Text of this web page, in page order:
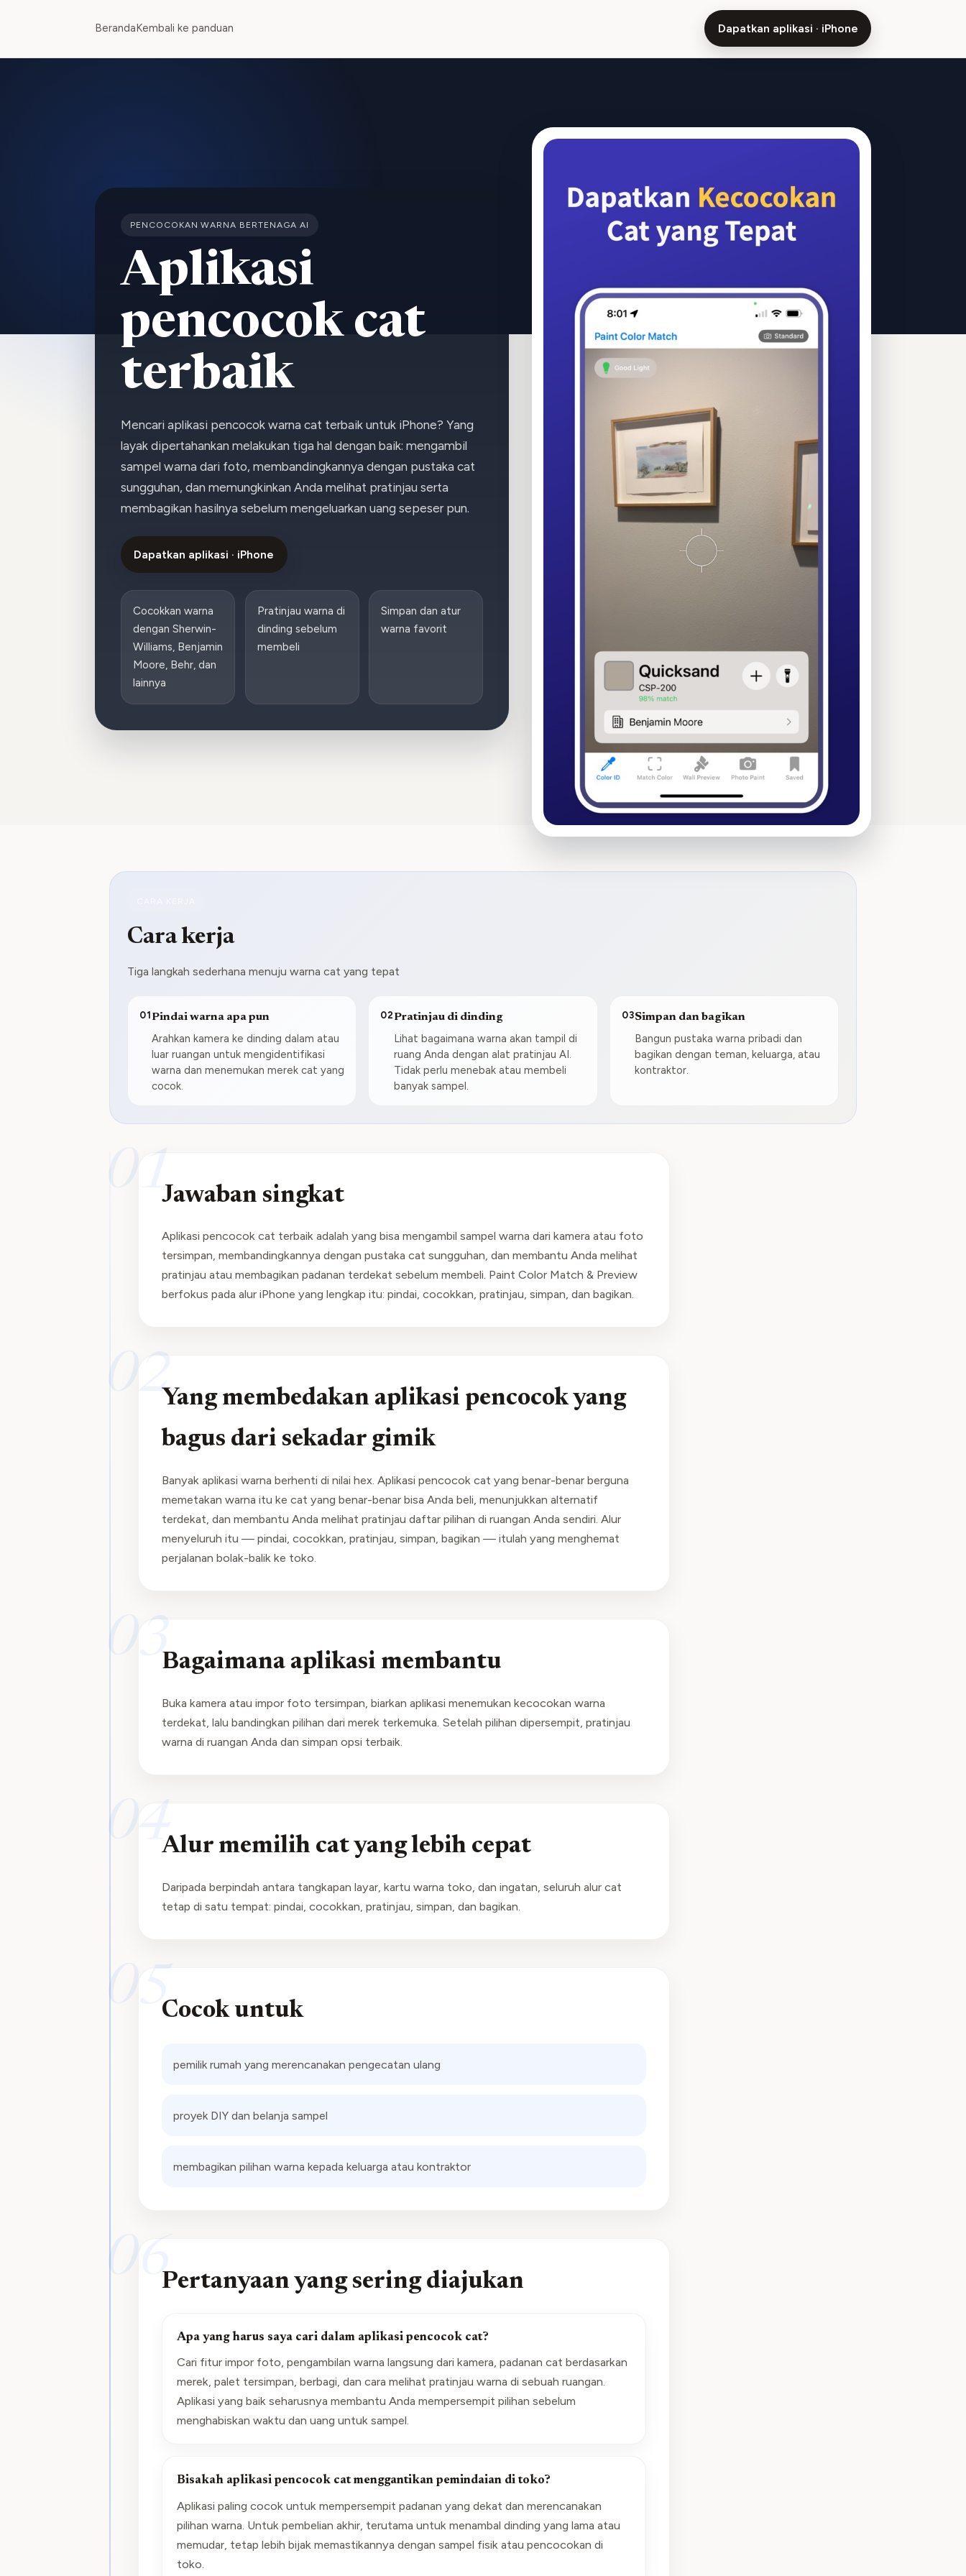
Beranda Kembali ke panduan Dapatkan aplikasi · iPhone
PENCOCOKAN WARNA BERTENAGA AI
Aplikasi
pencocok cat
terbaik
Mencari aplikasi pencocok warna cat terbaik untuk iPhone? Yang
layak dipertahankan melakukan tiga hal dengan baik: mengambil
sampel warna dari foto, membandingkannya dengan pustaka cat
sungguhan, dan memungkinkan Anda melihat pratinjau serta
membagikan hasilnya sebelum mengeluarkan uang sepeser pun.
Dapatkan aplikasi · iPhone
Cocokkan warna
dengan Sherwin-
Williams, Benjamin
Moore, Behr, dan
lainnya
Pratinjau warna di
dinding sebelum
membeli
Simpan dan atur
warna favorit
Cara kerja
Tiga langkah sederhana menuju warna cat yang tepat
01 Pindai warna apa pun
Arahkan kamera ke dinding dalam atau
luar ruangan untuk mengidentifikasi
warna dan menemukan merek cat yang
cocok.
02 Pratinjau di dinding
Lihat bagaimana warna akan tampil di
ruang Anda dengan alat pratinjau AI.
Tidak perlu menebak atau membeli
banyak sampel.
03Simpan dan bagikan
Bangun pustaka warna pribadi dan
bagikan dengan teman, keluarga, atau
kontraktor.
01Jawaban singkat
Aplikasi pencocok cat terbaik adalah yang bisa mengambil sampel warna dari kamera atau foto
tersimpan, membandingkannya dengan pustaka cat sungguhan, dan membantu Anda melihat
pratinjau atau membagikan padanan terdekat sebelum membeli. Paint Color Match & Preview
berfokus pada alur iPhone yang lengkap itu: pindai, cocokkan, pratinjau, simpan, dan bagikan.
02Yang membedakan aplikasi pencocok yang
bagus dari sekadar gimik
Banyak aplikasi warna berhenti di nilai hex. Aplikasi pencocok cat yang benar-benar berguna
memetakan warna itu ke cat yang benar-benar bisa Anda beli, menunjukkan alternatif
terdekat, dan membantu Anda melihat pratinjau daftar pilihan di ruangan Anda sendiri. Alur
menyeluruh itu — pindai, cocokkan, pratinjau, simpan, bagikan — itulah yang menghemat
perjalanan bolak-balik ke toko.
03Bagaimana aplikasi membantu
Buka kamera atau impor foto tersimpan, biarkan aplikasi menemukan kecocokan warna
terdekat, lalu bandingkan pilihan dari merek terkemuka. Setelah pilihan dipersempit, pratinjau
warna di ruangan Anda dan simpan opsi terbaik.
04Alur memilih cat yang lebih cepat
Daripada berpindah antara tangkapan layar, kartu warna toko, dan ingatan, seluruh alur cat
tetap di satu tempat: pindai, cocokkan, pratinjau, simpan, dan bagikan.
05Cocok untuk
pemilik rumah yang merencanakan pengecatan ulang
proyek DIY dan belanja sampel
membagikan pilihan warna kepada keluarga atau kontraktor
06Pertanyaan yang sering diajukan
Apa yang harus saya cari dalam aplikasi pencocok cat?
Cari fitur impor foto, pengambilan warna langsung dari kamera, padanan cat berdasarkan
merek, palet tersimpan, berbagi, dan cara melihat pratinjau warna di sebuah ruangan.
Aplikasi yang baik seharusnya membantu Anda mempersempit pilihan sebelum
menghabiskan waktu dan uang untuk sampel.
Bisakah aplikasi pencocok cat menggantikan pemindaian di toko?
Aplikasi paling cocok untuk mempersempit padanan yang dekat dan merencanakan
pilihan warna. Untuk pembelian akhir, terutama untuk menambal dinding yang lama atau
memudar, tetap lebih bijak memastikannya dengan sampel fisik atau pencocokan di
toko.